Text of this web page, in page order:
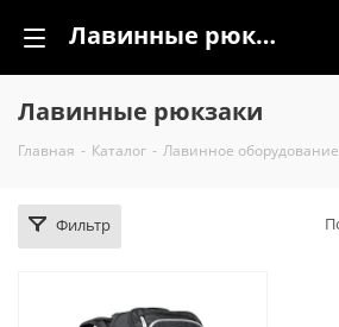
Лавинные рюкзаки
Лавинные рюкзаки
Главная - Каталог - Лавинное оборудование
Фильтр